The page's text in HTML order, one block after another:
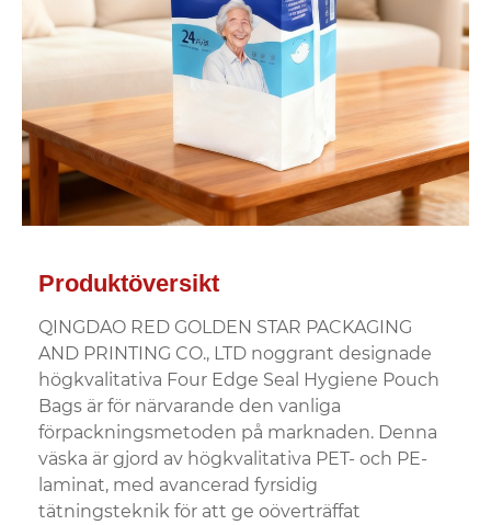
Produktöversikt
QINGDAO RED GOLDEN STAR PACKAGING
AND PRINTING CO., LTD noggrant designade
högkvalitativa Four Edge Seal Hygiene Pouch
Bags är för närvarande den vanliga
förpackningsmetoden på marknaden. Denna
väska är gjord av högkvalitativa PET- och PE-
laminat, med avancerad fyrsidig
tätningsteknik för att ge oöverträffat